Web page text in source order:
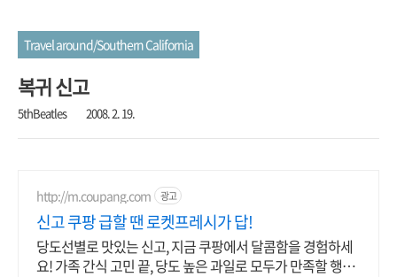
Travel around/Southern California
복귀 신고
5thBeatles 2008. 2. 19.
http://m.coupang.com 광고
신고 쿠팡 급할 땐 로켓프레시가 답!
당도선별로 맛있는 신고, 지금 쿠팡에서 달콤함을 경험하세
요! 가족 간식 고민 끝, 당도 높은 과일로 모두가 만족할 행복